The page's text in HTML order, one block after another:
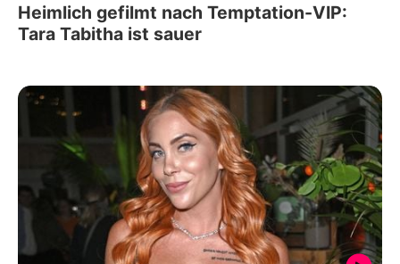
Heimlich gefilmt nach Temptation-VIP:
Tara Tabitha ist sauer